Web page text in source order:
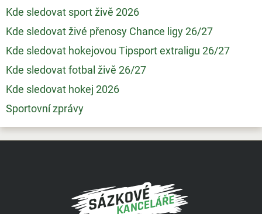
Kde sledovat sport živě 2026
Kde sledovat živé přenosy Chance ligy 26/27
Kde sledovat hokejovou Tipsport extraligu 26/27
Kde sledovat fotbal živě 26/27
Kde sledovat hokej 2026
Sportovní zprávy